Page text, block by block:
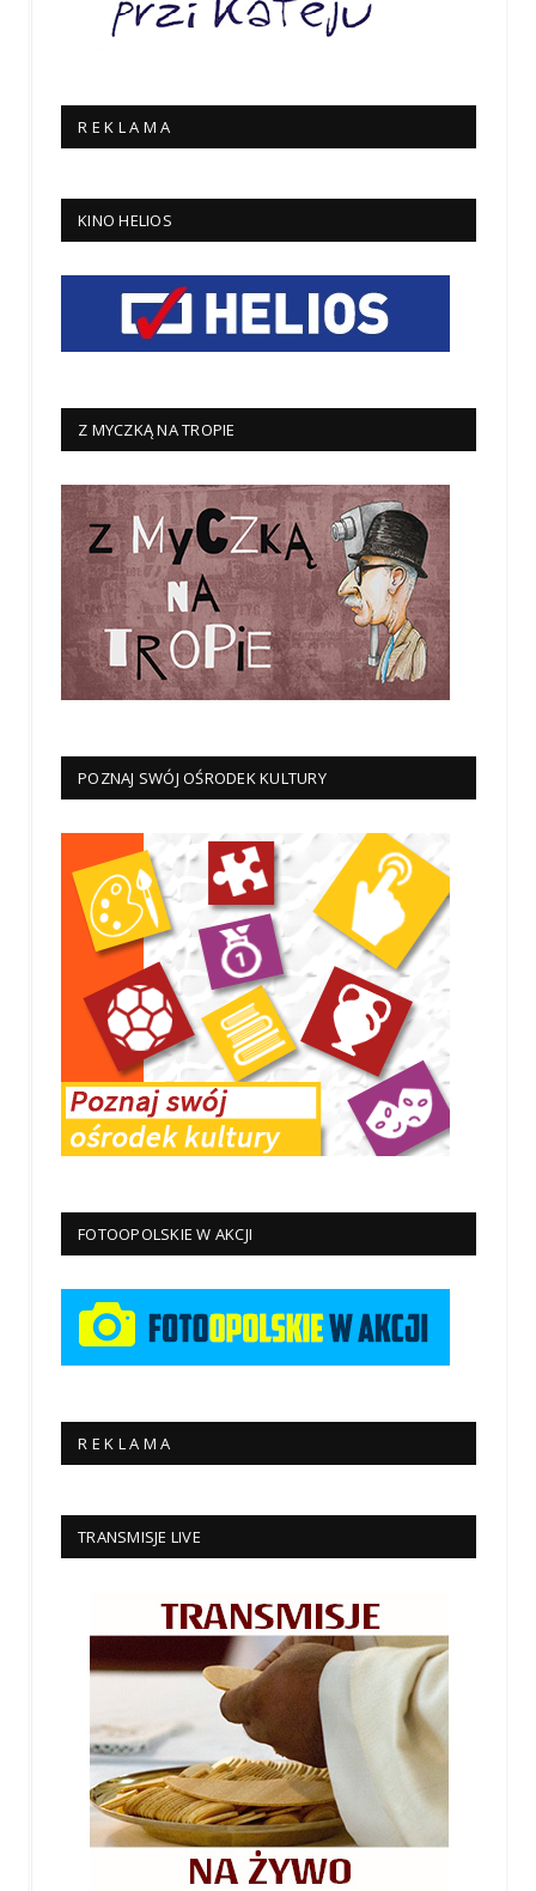
R E K L A M A
KINO HELIOS
Z MYCZKĄ NA TROPIE
POZNAJ SWÓJ OŚRODEK KULTURY
FOTOOPOLSKIE W AKCJI
R E K L A M A
TRANSMISJE LIVE